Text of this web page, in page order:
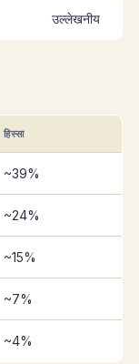
उल्लेखनीय
हिस्सा
~39%
~24%
~15%
~7%
~4%